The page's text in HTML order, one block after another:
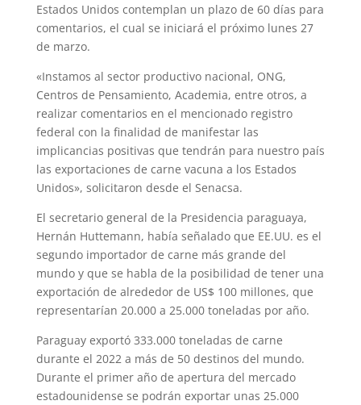
Estados Unidos contemplan un plazo de 60 días para
comentarios, el cual se iniciará el próximo lunes 27
de marzo.
«Instamos al sector productivo nacional, ONG,
Centros de Pensamiento, Academia, entre otros, a
realizar comentarios en el mencionado registro
federal con la finalidad de manifestar las
implicancias positivas que tendrán para nuestro país
las exportaciones de carne vacuna a los Estados
Unidos», solicitaron desde el Senacsa.
El secretario general de la Presidencia paraguaya,
Hernán Huttemann, había señalado que EE.UU. es el
segundo importador de carne más grande del
mundo y que se habla de la posibilidad de tener una
exportación de alrededor de US$ 100 millones, que
representarían 20.000 a 25.000 toneladas por año.
Paraguay exportó 333.000 toneladas de carne
durante el 2022 a más de 50 destinos del mundo.
Durante el primer año de apertura del mercado
estadounidense se podrán exportar unas 25.000